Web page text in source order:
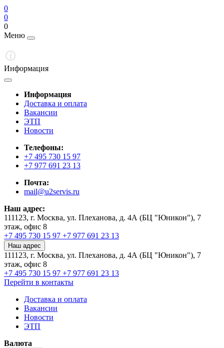
0
0
0
Меню
Информация
Информация
Доставка и оплата
Вакансии
ЭТП
Новости
Телефоны:
+7 495 730 15 97
+7 977 691 23 13
Почта:
mail@u2servis.ru
Наш адрес:
111123, г. Москва, ул. Плеханова, д. 4А (БЦ "Юникон"), 7
этаж, офис 8
+7 495 730 15 97 +7 977 691 23 13
Наш адрес
111123, г. Москва, ул. Плеханова, д. 4А (БЦ "Юникон"), 7
этаж, офис 8
+7 495 730 15 97 +7 977 691 23 13
Перейти в контакты
Доставка и оплата
Вакансии
Новости
ЭТП
Валюта